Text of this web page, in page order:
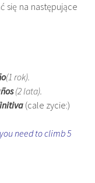
się na następujące
(1 rok).
(2 lata).
(cale zycie:)
need to climb 5